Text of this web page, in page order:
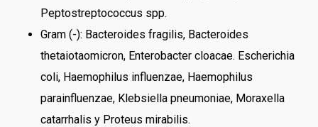
Peptostreptococcus spp.
Gram (-): Bacteroides fragilis, Bacteroides
thetaiotaomicron, Enterobacter cloacae. Escherichia
coli, Haemophilus influenzae, Haemophilus
parainfluenzae, Klebsiella pneumoniae, Moraxella
catarrhalis y Proteus mirabilis.